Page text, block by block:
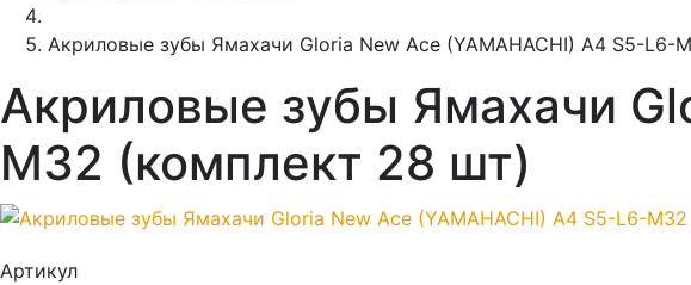
Акриловые зубы Ямахачи Gloria New Ace (YAMAHACHI) A4 S5-L6-
Акриловые зубы Ямахачи
M32 (комплект 28 шт)
Артикул